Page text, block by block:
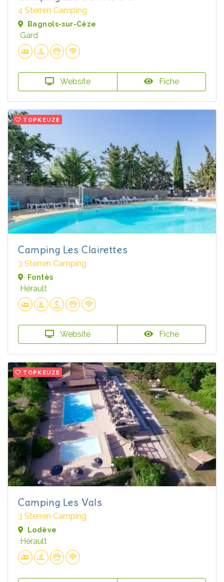
4 Sterren Camping
Bagnols-sur-Cèze
Gard
Website Fiche
TOPKEUZE
Camping Les Clairettes
3 Sterren Camping
Fontès
Hérault
Website Fiche
TOPKEUZE
Camping Les Vals
3 Sterren Camping
Lodève
Hérault